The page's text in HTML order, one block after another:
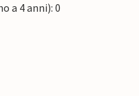
a 4 anni): 0